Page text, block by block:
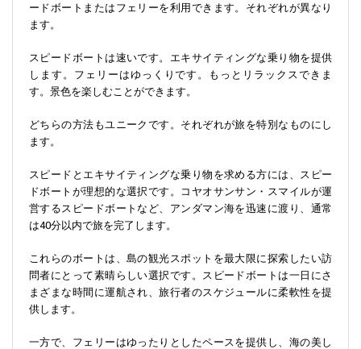
ードボートまたはフェリーを利用できます。それぞれが異なり
ます。
スピードボートは速いです。エキサイティングな乗り物を提供
します。フェリーはゆっくりです。もっとリラックスできま
す。景色を楽しむことができます。
どちらの方法もユニークです。それぞれが旅を特別なものにし
ます。
スピードとエキサイティングな乗り物を求める方には、スピー
ドボートが理想的な選択です。コヤオサンサン・スマイルが運
営するスピードボートなど、アンダマン海を迅速に渡り、通常
は40分以内で旅を完了します。
これらのボートは、島の観光スポットを最大限に探索したい訪
問者にとって素晴らしい選択です。スピードボートは一日にさ
まざまな時間に運航され、旅行者のスケジュールに柔軟性を提
供します​​。
一方で、フェリーはゆったりとしたペースを提供し、海の美し